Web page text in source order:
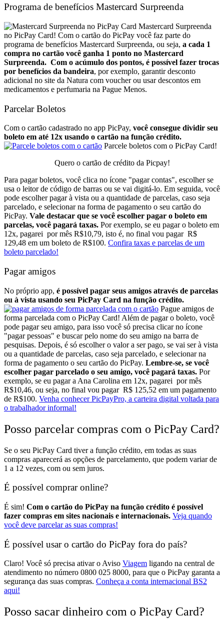
Programa de benefícios Mastercard Surpreenda
Mastercard Surpreenda
no PicPay Card! Com o cartão do PicPay você faz parte do
programa de benefícios Mastercard Surpreenda, ou seja, a cada 1
compra no cartão você ganha 1 ponto no Mastercard
Surpreenda. Com o acúmulo dos pontos, é possível fazer trocas
por benefícios da bandeira, por exemplo, garantir desconto
adicional no site da Natura com voucher ou usar descontos em
medicamentos e perfumaria na Pague Menos.
Parcelar Boletos
Com o cartão cadastrado no app PicPay, você consegue dividir seu
boleto em até 12x usando o cartão na função crédito.
Parcele boletos com o PicPay Card!
Quero o cartão de crédito da Picpay!
Para pagar boletos, você clica no ícone "pagar contas", escolher se
usa o leitor de código de barras ou se vai digitá-lo. Em seguida, você
pode escolher pagar à vista ou a quantidade de parcelas, caso seja
parcelado, e selecionar na forma de pagamento o seu cartão do
PicPay. Vale destacar que se você escolher pagar o boleto em
parcelas, você pagará taxas. Por exemplo, se eu pagar o boleto em
12x, pagarei por mês R$10,79, isto é, no final vou pagar R$
129,48 em um boleto de R$100. Confira taxas e parcelas de um
boleto parcelado!
Pagar amigos
No próprio app, é possível pagar seus amigos através de parcelas
ou à vista usando seu PicPay Card na função crédito.
Pague amigos de
forma parcelada com o PicPay Card! Além de pagar o boleto, você
pode pagar seu amigo, para isso você só precisa clicar no ícone
"pagar pessoas" e buscar pelo nome do seu amigo na barra de
pesquisas. Depois, é só escolher o valor a ser pago, se vai ser à vista
ou a quantidade de parcelas, caso seja parcelado, e selecionar na
forma de pagamento o seu cartão do PicPay. Lembre-se, se você
escolher pagar parcelado o seu amigo, você pagará taxas. Por
exemplo, se eu pagar a Ana Carolina em 12x, pagarei por mês
R$10,46, ou seja, no final vou pagar R$ 125,52 em um pagamento
de R$100. Venha conhecer PicPayPro, a carteira digital voltada para
o trabalhador informal!
Posso parcelar compras com o PicPay Card?
Se o seu PicPay Card tiver a função crédito, em todas as suas
compras aparecerá as opções de parcelamento, que podem variar de
1 a 12 vezes, com ou sem juros.
É possível comprar online?
É sim! Com o cartão do PicPay na função crédito é possível
fazer compras em sites nacionais e internacionais. Veja quando
você deve parcelar as suas compras!
É possível usar o cartão do PicPay fora do país?
Claro! Você só precisa ativar o Aviso Viagem ligando na central de
atendimento no número 0800 025 8000, para que o PicPay garanta a
segurança das suas compras. Conheça a conta internacional BS2
aqui!
Posso sacar dinheiro com o PicPay Card?